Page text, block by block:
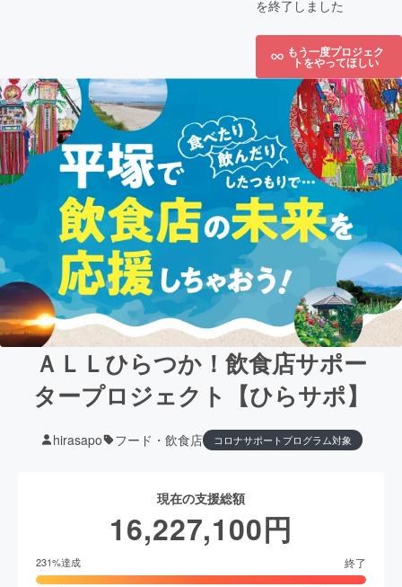
を終了しました
もう一度プロジェク
トをやってほしい
ＡＬＬひらつか！飲食店サポー
タープロジェクト【ひらサポ】
hirasapo フード・飲食店 コロナサポートプログラム対象
現在の支援総額
16,227,100円
231%達成 終了